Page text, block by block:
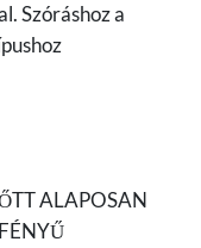
Szóráshoz a
ALAPOSAN